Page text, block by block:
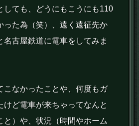
しても、どうにもこうにも110
った為（笑）、遠く遠征先か
名古屋鉄道に電車をしてみま
こなかったことや、何度もガ
けど電車が来ちゃってなんと
と）や、状況（時間やホーム